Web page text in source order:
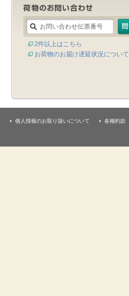
2件以上はこちら
お荷物のお届け遅延状況について
個人情報のお取り扱いについて 各種約款